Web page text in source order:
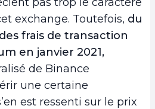
exchange. Toutefois, du
frais de transaction
en janvier 2021,
de Binance
une certaine
est ressenti sur le prix